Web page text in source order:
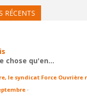
RÉCENTS
chose qu'en…
le syndicat Force Ouvrière
·